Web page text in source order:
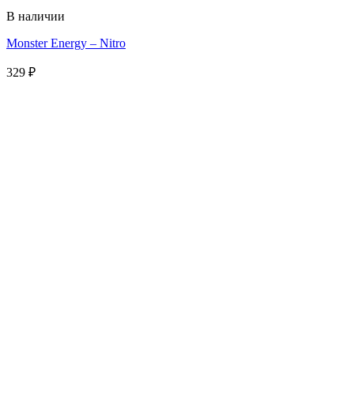
В наличии
Monster Energy – Nitro
329 ₽